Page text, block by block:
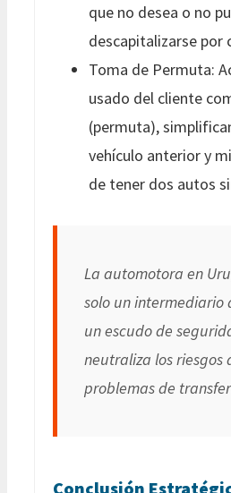
que no desea o no
descapitalizarse por
Toma de Permuta:
usado del cliente
(permuta),
vehículo anterior y
de tener dos autos
La automotora en
solo un intermediario
un escudo de
neutraliza los riesgos
problemas de
Conclusión